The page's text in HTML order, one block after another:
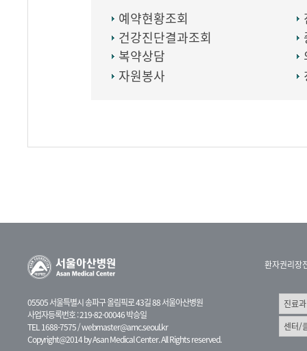
예약현황조회
건강진단결과조회
복약상담
자원봉사
05505 서울특별시 송파구 올림픽로 43길 88 서울아산병원
사업자등록번호 : 219-82-00046 박승일
TEL 1688-7575 /webmaster@amc.seoul.kr
Copyright@2014 by Asan Medical Center. All Rights reserved.
환자권리장